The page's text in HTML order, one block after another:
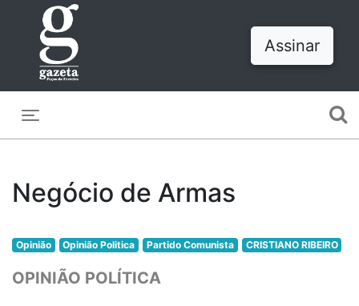
Assinar
Negócio de Armas
Opinião Opinião Politica Partido Comunista CRISTIANO RIBEIRO
OPINIÃO POLÍTICA